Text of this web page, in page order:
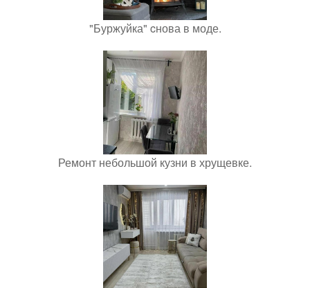
"Буржуйка" cнова в моде.
Ремонт небольшой кузни в хрущевке.